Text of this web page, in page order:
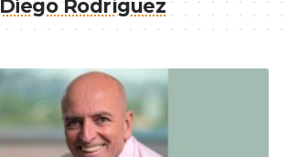
Diego Rodríguez